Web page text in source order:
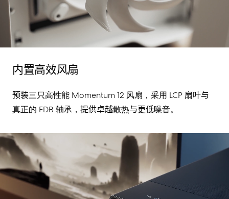
内置高效风扇
预装三只高性能 Momentum 12 风扇，采用 LCP 扇叶与
真正的 FDB 轴承 ， 提供卓越散热与更低噪音。